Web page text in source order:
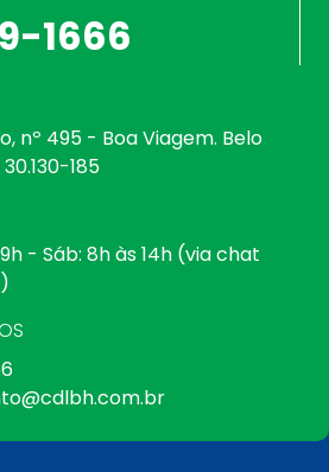
1666
nº 495 - Boa Viagem. Belo
185
- Sáb: 8h às 14h (via chat